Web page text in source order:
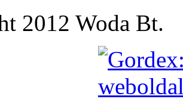
2012 Woda Bt.